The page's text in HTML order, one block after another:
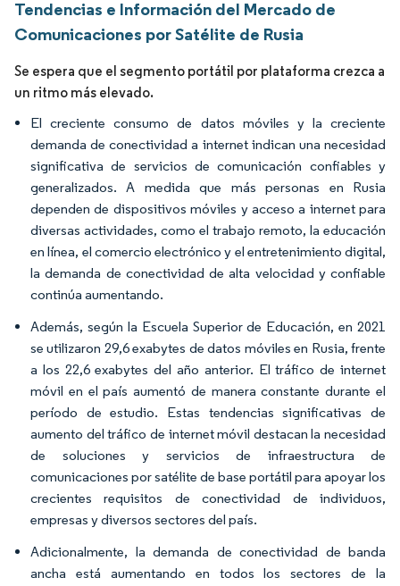
Tendencias e Información del Mercado de
Comunicaciones por Satélite de Rusia
Se espera que el segmento portátil por plataforma crezca a
un ritmo más elevado.
El creciente consumo de datos móviles y la creciente
demanda de conectividad a internet indican una necesidad
significativa de servicios de comunicación confiables y
generalizados. A medida que más personas en Rusia
dependen de dispositivos móviles y acceso a internet para
diversas actividades, como el trabajo remoto, la educación
en línea, el comercio electrónico y el entretenimiento digital,
la demanda de conectividad de alta velocidad y confiable
continúa aumentando.
Además, según la Escuela Superior de Educación, en 2021
se utilizaron 29,6 exabytes de datos móviles en Rusia, frente
a los 22,6 exabytes del año anterior. El tráfico de internet
móvil en el país aumentó de manera constante durante el
período de estudio. Estas tendencias significativas de
aumento del tráfico de internet móvil destacan la necesidad
de soluciones y servicios de infraestructura de
comunicaciones por satélite de base portátil para apoyar los
crecientes requisitos de conectividad de individuos,
empresas y diversos sectores del país.
Adicionalmente, la demanda de conectividad de banda
ancha está aumentando en todos los sectores de la